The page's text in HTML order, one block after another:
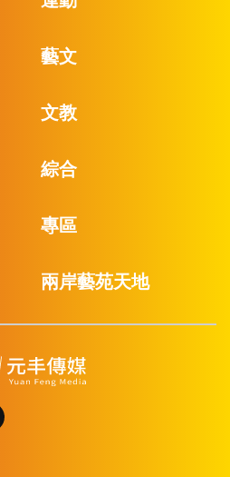
藝文
文教
綜合
專區
兩岸藝苑天地